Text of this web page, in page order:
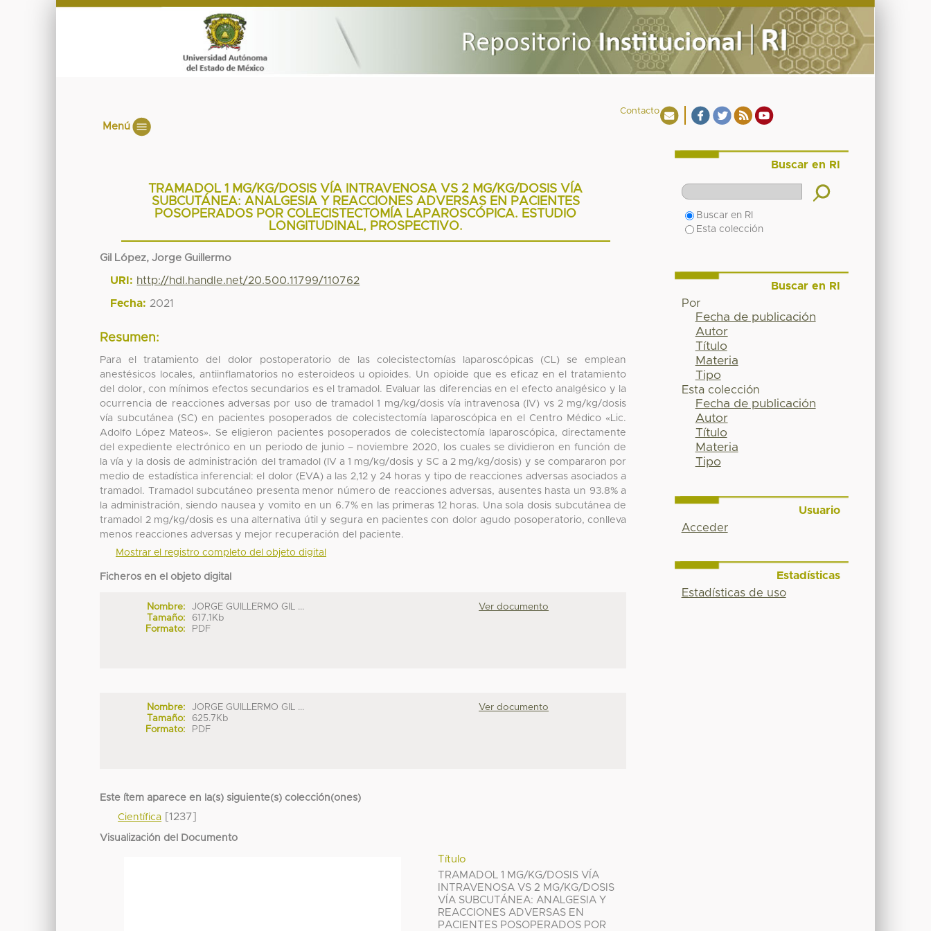
Contacto
Menú
TRAMADOL 1 MG/KG/DOSIS VÍA INTRAVENOSA VS 2 MG/KG/DOSIS VÍA
SUBCUTÁNEA: ANALGESIA Y REACCIONES ADVERSAS EN PACIENTES
POSOPERADOS POR COLECISTECTOMÍA LAPAROSCÓPICA. ESTUDIO
LONGITUDINAL, PROSPECTIVO.
Gil López, Jorge Guillermo
URI: http://hdl.handle.net/20.500.11799/110762
Fecha: 2021
Resumen:
Para el tratamiento del dolor postoperatorio de las colecistectomías laparoscópicas (CL) se emplean
anestésicos locales, antiinflamatorios no esteroideos u opioides. Un opioide que es eficaz en el tratamiento
del dolor, con mínimos efectos secundarios es el tramadol. Evaluar las diferencias en el efecto analgésico y la
ocurrencia de reacciones adversas por uso de tramadol 1 mg/kg/dosis vía intravenosa (IV) vs 2 mg/kg/dosis
vía subcutánea (SC) en pacientes posoperados de colecistectomía laparoscópica en el Centro Médico «Lic.
Adolfo López Mateos». Se eligieron pacientes posoperados de colecistectomía laparoscópica, directamente
del expediente electrónico en un periodo de junio – noviembre 2020, los cuales se dividieron en función de
la vía y la dosis de administración del tramadol (IV a 1 mg/kg/dosis y SC a 2 mg/kg/dosis) y se compararon por
medio de estadística inferencial: el dolor (EVA) a las 2,12 y 24 horas y tipo de reacciones adversas asociados a
tramadol. Tramadol subcutáneo presenta menor número de reacciones adversas, ausentes hasta un 93.8% a
la administración, siendo nausea y vomito en un 6.7% en las primeras 12 horas. Una sola dosis subcutánea de
tramadol 2 mg/kg/dosis es una alternativa útil y segura en pacientes con dolor agudo posoperatorio, conlleva
menos reacciones adversas y mejor recuperación del paciente.
Mostrar el registro completo del objeto digital
Ficheros en el objeto digital
Nombre:
JORGE GUILLERMO GIL ...
Tamaño:
617.1Kb
Formato:
PDF
Ver documento
Nombre:
JORGE GUILLERMO GIL ...
Tamaño:
625.7Kb
Formato:
PDF
Ver documento
Este ítem aparece en la(s) siguiente(s) colección(ones)
Científica [1237]
Visualización del Documento
Título
TRAMADOL 1 MG/KG/DOSIS VÍA
INTRAVENOSA VS 2 MG/KG/DOSIS
VÍA SUBCUTÁNEA: ANALGESIA Y
REACCIONES ADVERSAS EN
PACIENTES POSOPERADOS POR
Buscar en RI
Buscar en RI
Esta colección
Buscar en RI
Por
Fecha de publicación
Autor
Título
Materia
Tipo
Esta colección
Fecha de publicación
Autor
Título
Materia
Tipo
Usuario
Acceder
Estadísticas
Estadísticas de uso